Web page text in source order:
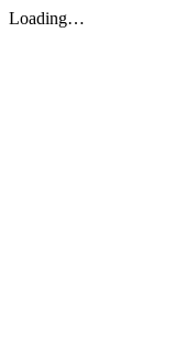
Loading…